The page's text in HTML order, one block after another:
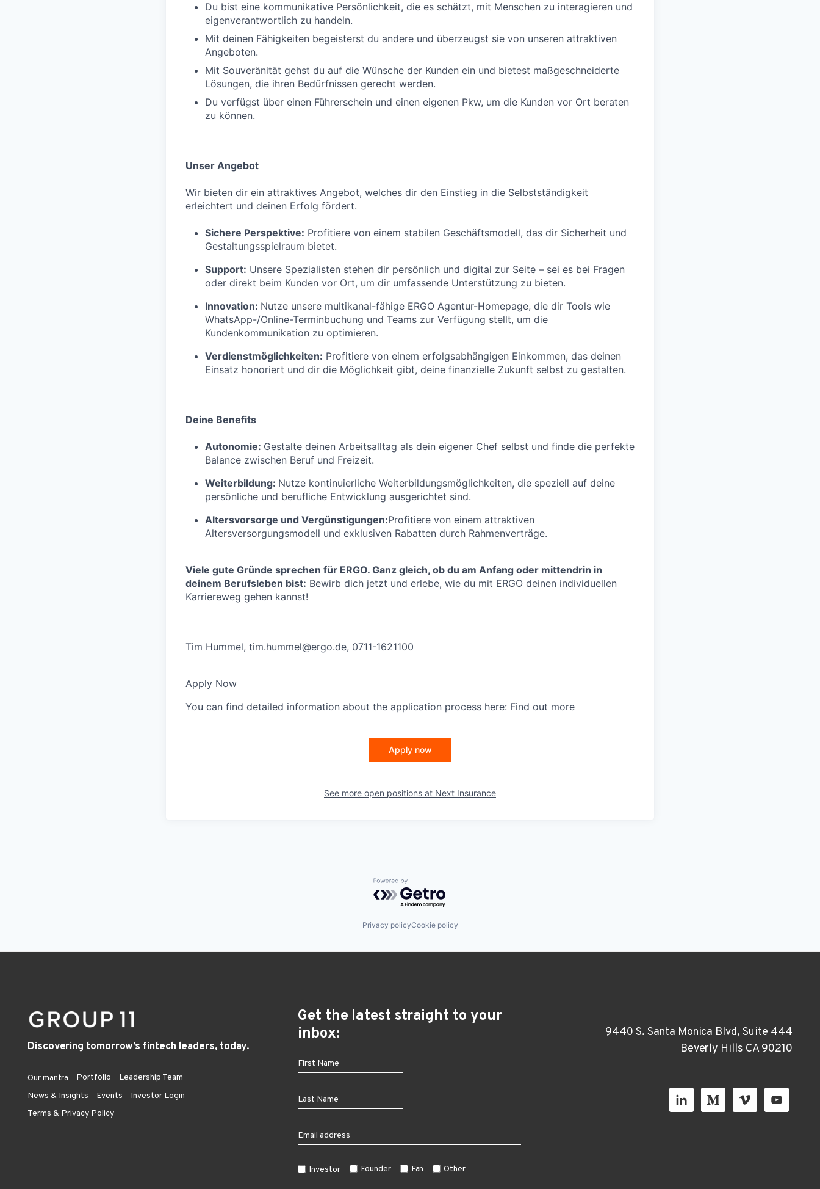
Du bist eine kommunikative Persönlichkeit, die es schätzt, mit Menschen zu interagieren und
eigenverantwortlich zu handeln.
Mit deinen Fähigkeiten begeisterst du andere und überzeugst sie von unseren attraktiven
Angeboten.
Mit Souveränität gehst du auf die Wünsche der Kunden ein und bietest maßgeschneiderte
Lösungen, die ihren Bedürfnissen gerecht werden.
Du verfügst über einen Führerschein und einen eigenen Pkw, um die Kunden vor Ort beraten
zu können.
Unser Angebot
Wir bieten dir ein attraktives Angebot, welches dir den Einstieg in die Selbstständigkeit
erleichtert und deinen Erfolg fördert.
Sichere Perspektive: Profitiere von einem stabilen Geschäftsmodell, das dir Sicherheit und
Gestaltungsspielraum bietet.
Support: Unsere Spezialisten stehen dir persönlich und digital zur Seite – sei es bei Fragen
oder direkt beim Kunden vor Ort, um dir umfassende Unterstützung zu bieten.
Innovation: Nutze unsere multikanal-fähige ERGO Agentur-Homepage, die dir Tools wie
WhatsApp-/Online-Terminbuchung und Teams zur Verfügung stellt, um die
Kundenkommunikation zu optimieren.
Verdienstmöglichkeiten: Profitiere von einem erfolgsabhängigen Einkommen, das deinen
Einsatz honoriert und dir die Möglichkeit gibt, deine finanzielle Zukunft selbst zu gestalten.
Deine Benefits
Autonomie: Gestalte deinen Arbeitsalltag als dein eigener Chef selbst und finde die perfekte
Balance zwischen Beruf und Freizeit.
Weiterbildung: Nutze kontinuierliche Weiterbildungsmöglichkeiten, die speziell auf deine
persönliche und berufliche Entwicklung ausgerichtet sind.
Altersvorsorge und Vergünstigungen:Profitiere von einem attraktiven
Altersversorgungsmodell und exklusiven Rabatten durch Rahmenverträge.
Viele gute Gründe sprechen für ERGO. Ganz gleich, ob du am Anfang oder mittendrin in
deinem Berufsleben bist: Bewirb dich jetzt und erlebe, wie du mit ERGO deinen individuellen
Karriereweg gehen kannst!
Tim Hummel, tim.hummel@ergo.de, 0711-1621100
Apply Now
You can find detailed information about the application process here: Find out more
Apply now
See more open positions at Next Insurance
Powered by Getro.com
Privacy policyCookie policy
Discovering tomorrow’s fintech leaders, today.
Our mantra Portfolio
Leadership Team
News & Insights
Events
Investor Login
Terms & Privacy Policy
Get the latest straight to your
inbox:
Investor Founder Fan Other
9440 S. Santa Monica Blvd, Suite 444
Beverly Hills CA 90210